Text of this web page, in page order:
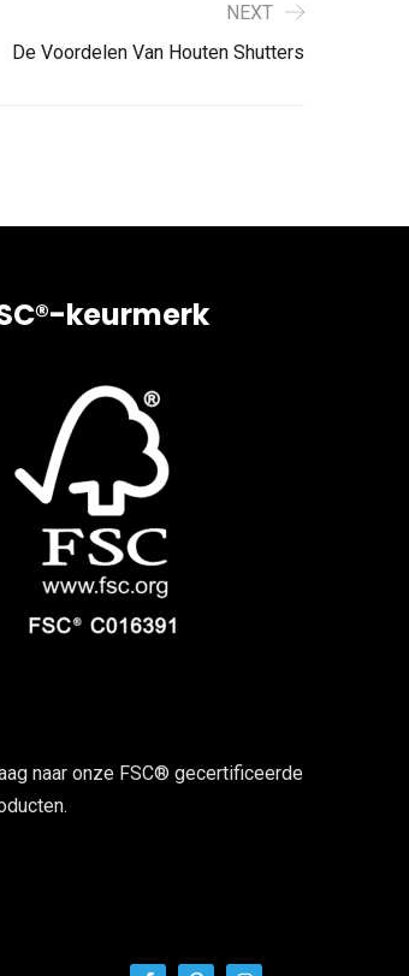
NEXT
De Voordelen Van Houten Shutters
keurmerk
naar onze FSC® gecertificeerde